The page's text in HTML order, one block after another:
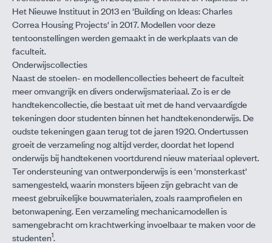
Het Nieuwe Instituut in 2013 en 'Building on Ideas: Charles
Correa Housing Projects' in 2017. Modellen voor deze
tentoonstellingen werden gemaakt in de werkplaats van de
faculteit.
Onderwijscollecties
Naast de stoelen- en modellencollecties beheert de faculteit
meer omvangrijk en divers onderwijsmateriaal. Zo is er de
handtekencollectie, die bestaat uit met de hand vervaardigde
tekeningen door studenten binnen het handtekenonderwijs. De
oudste tekeningen gaan terug tot de jaren 1920. Ondertussen
groeit de verzameling nog altijd verder, doordat het lopend
onderwijs bij handtekenen voortdurend nieuw materiaal oplevert.
Ter ondersteuning van ontwerponderwijs is een 'monsterkast'
samengesteld, waarin monsters bijeen zijn gebracht van de
meest gebruikelijke bouwmaterialen, zoals raamprofielen en
betonwapening. Een verzameling mechanicamodellen is
samengebracht om krachtwerking invoelbaar te maken voor de
studenten1.